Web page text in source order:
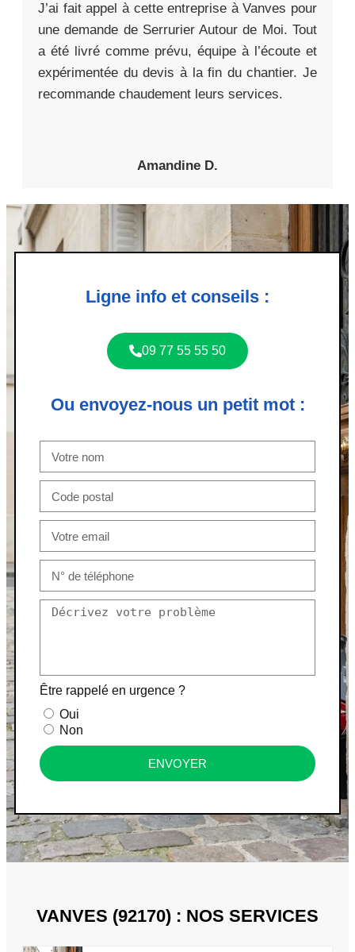
J’ai fait appel à cette entreprise à Vanves pour
une demande de Serrurier Autour de Moi. Tout
a été livré comme prévu, équipe à l’écoute et
expérimentée du devis à la fin du chantier. Je
recommande chaudement leurs services.
Amandine D.
Ligne info et conseils :
09 77 55 55 50
Ou envoyez-nous un petit mot :
Être rappelé en urgence ?
Oui
Non
ENVOYER
VANVES (92170) : NOS SERVICES